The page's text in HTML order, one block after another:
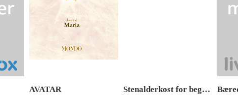
AVATAR Stenalderkost for begyndere